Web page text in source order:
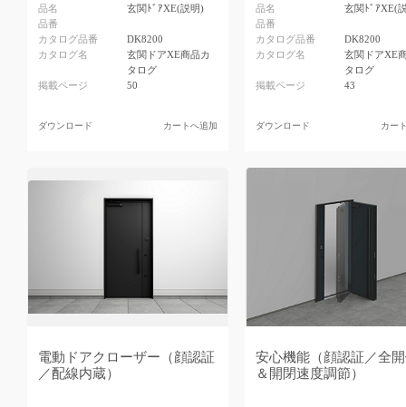
品名
玄関ﾄﾞｱXE(説明)
品番
カタログ品番
DK8200
カタログ名
玄関ドアXE商品カ
タログ
掲載ページ
50
ダウンロード カートへ追加
品名
玄関ﾄﾞｱXE(
品番
カタログ品番
DK8200
カタログ名
玄関ドアXE
タログ
掲載ページ
43
ダウンロード カー
電動ドアクローザー（顔認証
／配線内蔵）
安心機能（顔認証／全
＆開閉速度調節）